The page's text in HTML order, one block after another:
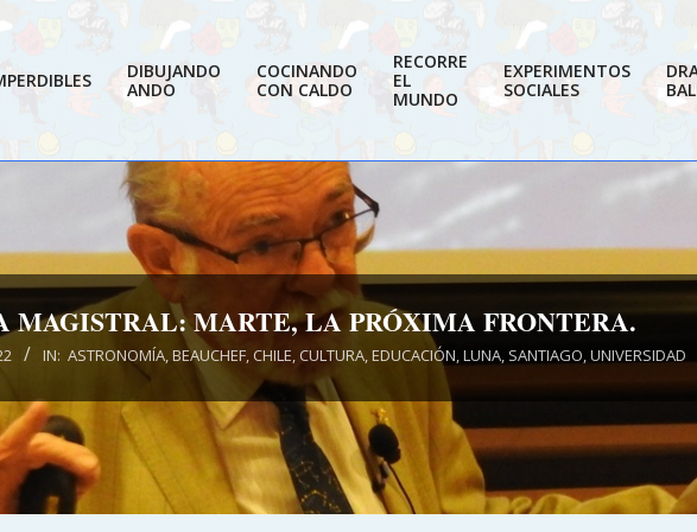
DIBUJANDO
ANDO
COCINANDO
CON CALDO
RECORRE
EL
MUNDO
EXPERIMENTOS
SOCIALES
MAGISTRAL: MARTE, LA PRÓXIMA FRONTERA.
IN: ASTRONOMÍA,BEAUCHEF,CHILE,CULTURA,EDUCACIÓN,LUNA, SANTIAGO,UNIVERSIDAD